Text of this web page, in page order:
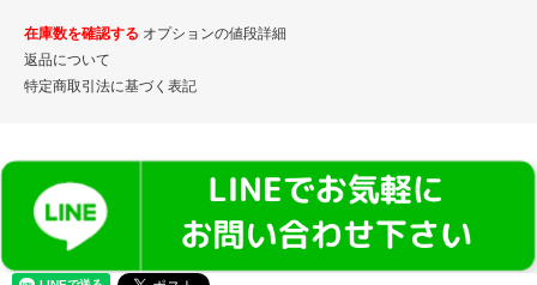
在庫数を確認する オプションの値段詳細
返品について
特定商取引法に基づく表記